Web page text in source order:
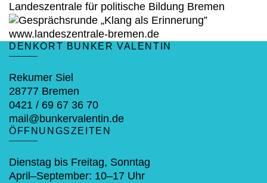
Landeszentrale für politische Bildung Bremen
www.landeszentrale-bremen.de
DENKORT BUNKER VALENTIN
Rekumer Siel
28777 Bremen
0421 / 69 67 36 70
mail@bunkervalentin.de
ÖFFNUNGSZEITEN
Dienstag bis Freitag, Sonntag
April–September: 10–17 Uhr